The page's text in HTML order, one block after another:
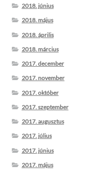
2018. június
2018. május
2018. április
2018. március
2017. december
2017. november
2017. október
2017. szeptember
2017. augusztus
2017. július
2017. június
2017. május